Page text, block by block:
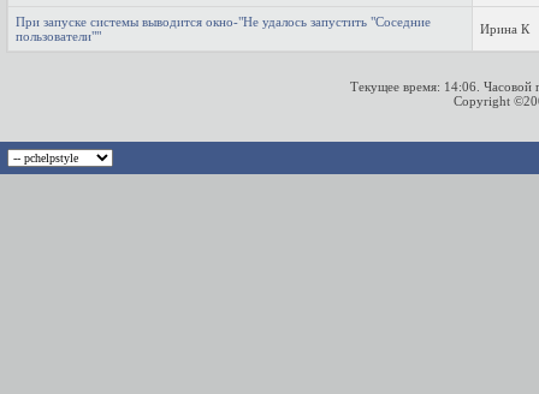
При запуске системы выводится окно-"Не удалось запустить "Соседние
пользователи""
Ирина К
Текущее время: 14:06 .
Copyright